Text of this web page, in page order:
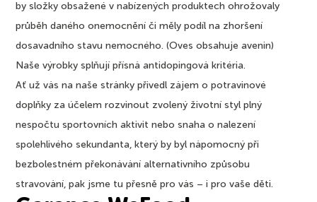
by složky obsažené v nabízených produktech ohrožovaly
průběh daného onemocnění či měly podíl na zhoršení
dosavadního stavu nemocného. (Oves obsahuje avenin)
Naše výrobky splňují přísná antidopingová kritéria.
Ať už vás na naše stránky přivedl zájem o potravinové
doplňky za účelem rozvinout zvolený životní styl plný
nespočtu sportovních aktivit nebo snaha o nalezení
spolehlivého sekundanta, který by byl nápomocný při
bezbolestném překonávání alternativního způsobu
stravování, pak jsme tu přesně pro vás – i pro vaše děti.